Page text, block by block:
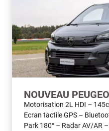
NOUVEAU
Motorisation 2L HDI –
Ecran tactile GPS –
Park 180° – Radar AV/AR